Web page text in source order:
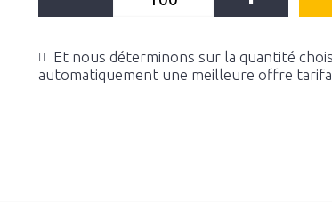
Et nous déterminons sur la quantité
automatiquement une meilleure offre